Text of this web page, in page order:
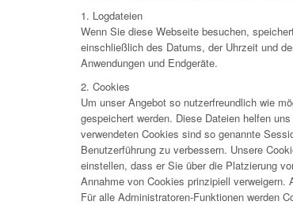
1. Logdateien
Wenn Sie diese Webseite besuchen,
einschließlich des Datums, der Uhrzeit und
Anwendungen und Endgeräte.
2. Cookies
Um unser Angebot so nutzerfreundlich wie
gespeichert werden. Diese Dateien helfen
verwendeten Cookies sind so genannte
Benutzerführung zu verbessern. Unsere
einstellen, dass er Sie über die Platzierung
Annahme von Cookies prinzipiell
Für alle Administratoren-Funktionen werden